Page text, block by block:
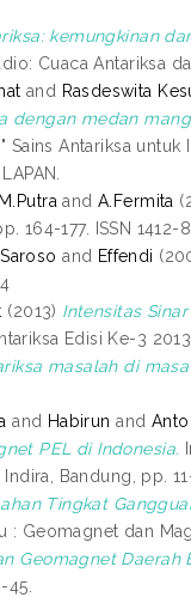
kemungkinan
Cuaca Antariksa
and Rasdeswita
dengan medan
Sains Antariksa
M.Putra andA.Fermita
164-177. ISSN 1412-
and Effendi
(2013) Intensitas
Edisi Ke-3
masalah di
and Habirun and
PEL di Indonesia.
Bandung, pp.
Tingkat
: Geomagnet dan
Geomagnet Daerah